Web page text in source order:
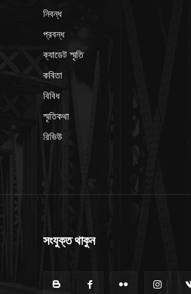
নিবন্ধ
প্রবন্ধ
ক্যাডেট স্মৃতি
কবিতা
বিবিধ
স্মৃতিকথা
রিভিউ
সংযুক্ত থাকুন